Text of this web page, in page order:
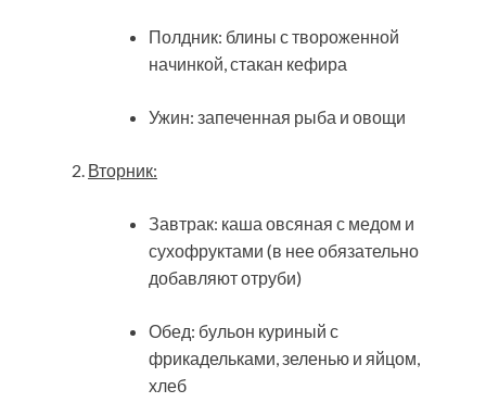
Полдник: блины с твороженной
начинкой, стакан кефира
Ужин: запеченная рыба и овощи
Вторник:
Завтрак: каша овсяная с медом и
сухофруктами (в нее обязательно
добавляют отруби)
Обед: бульон куриный с
фрикадельками, зеленью и яйцом,
хлеб